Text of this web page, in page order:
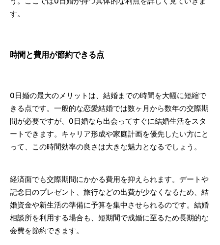
す。
時間と費用が節約できる点
0日婚の最大のメリットは、結婚までの時間を大幅に短縮で
きる点です。一般的な恋愛結婚では数ヶ月から数年の交際期
間が必要ですが、0日婚なら出会ってすぐに結婚生活をスタ
ートできます。キャリア形成や家庭計画を優先したい方にと
って、この時間効率の良さは大きな魅力となるでしょう。
経済面でも交際期間にかかる費用を抑えられます。デートや
記念日のプレゼント、旅行などの出費が少なくなるため、結
婚資金や新生活の準備に予算を集中させられるのです。結婚
相談所を利用する場合も、短期間で成婚に至るため長期的な
会費を節約できます。